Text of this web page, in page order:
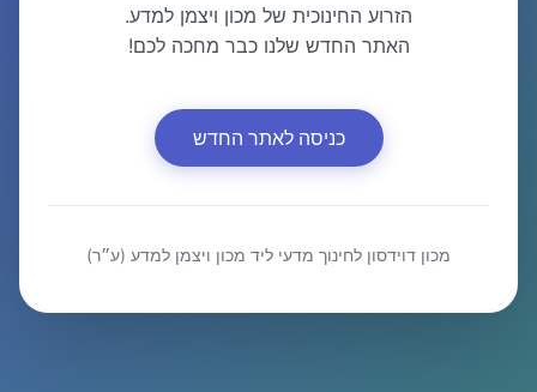
הזרוע החינוכית של מכון ויצמן למדע.
האתר החדש שלנו כבר מחכה לכם!
כניסה לאתר החדש
מכון דוידסון לחינוך מדעי ליד מכון ויצמן למדע (ע״ר)